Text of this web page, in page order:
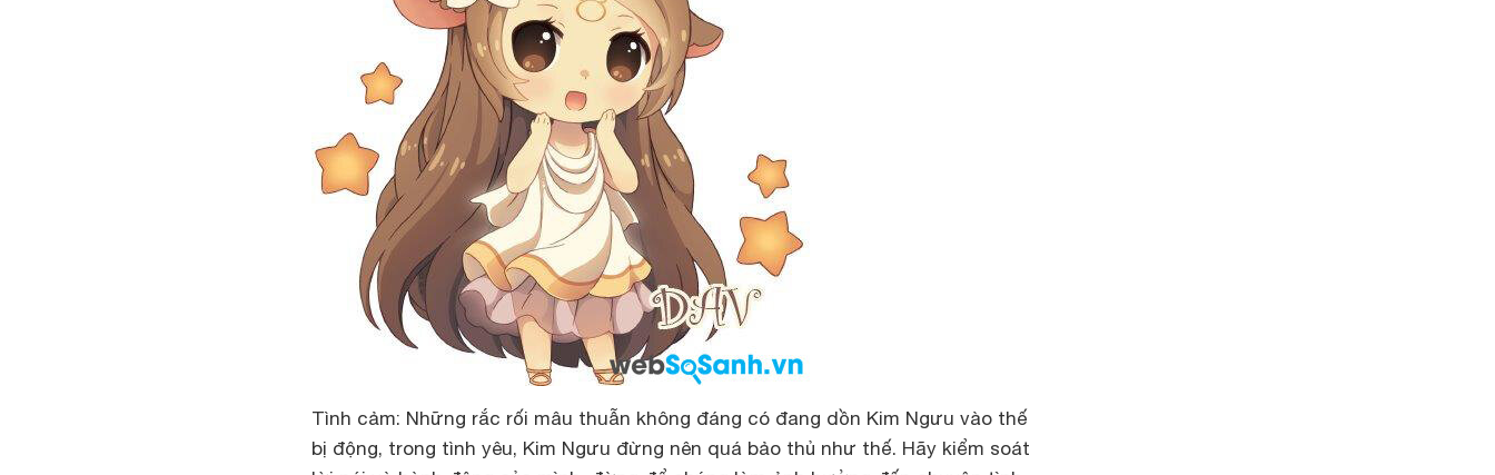
Tình cảm: Những rắc rối mâu thuẫn không đáng có đang dồn Kim Ngưu vào thế
bị động, trong tình yêu, Kim Ngưu đừng nên quá bảo thủ như thế. Hãy kiểm soát